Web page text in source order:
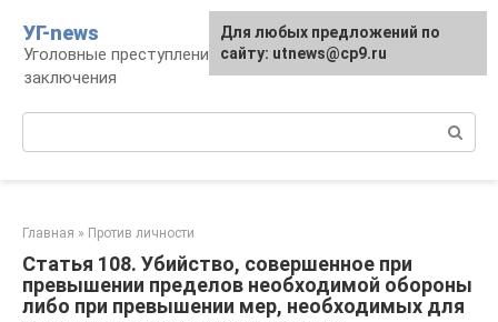
контенту
УГ-news
Уголовные преступления, наказания, места
заключения
Главная » Против личности
Статья 108. Убийство, совершенное при
превышении пределов необходимой обороны
либо при превышении мер, необходимых для
Для любых предложений по
сайту: utnews@cp9.ru